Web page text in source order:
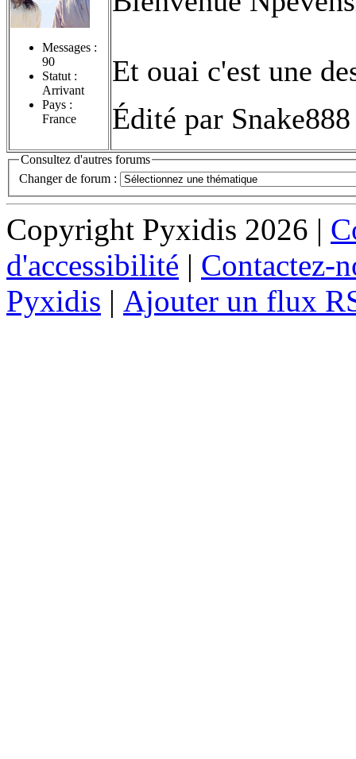
Messages :
90
Statut :
Arrivant
Pays :
France
Et ouai c'est une
Édité par
Consultez d'autres forums
Changer de forum :
Copyright Pyxidis 2026 |
d'accessibilité | Contactez-
Pyxidis | Ajouter un flux